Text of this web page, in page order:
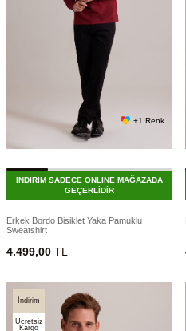
+1 Renk
İNDİRİM SADECE ONLİNE MAĞAZADA
GEÇERLİDİR
Erkek Bordo Bisiklet Yaka Pamuklu
Sweatshirt
4.499,00 TL
İndirim
Ücretsiz
Kargo